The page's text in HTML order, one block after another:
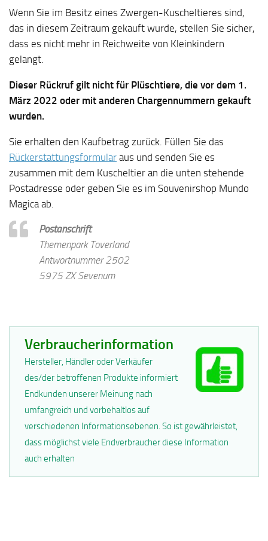
Wenn Sie im Besitz eines Zwergen-Kuscheltieres sind,
das in diesem Zeitraum gekauft wurde, stellen Sie sicher,
dass es nicht mehr in Reichweite von Kleinkindern
gelangt.
Dieser Rückruf gilt nicht für Plüschtiere, die vor dem 1.
März 2022 oder mit anderen Chargennummern gekauft
wurden.
Sie erhalten den Kaufbetrag zurück. Füllen Sie das
Rückerstattungsformular aus und senden Sie es
zusammen mit dem Kuscheltier an die unten stehende
Postadresse oder geben Sie es im Souvenirshop Mundo
Magica ab.
Postanschrift
Themenpark Toverland
Antwortnummer 2502
5975 ZX Sevenum
Verbraucherinformation
Hersteller, Händler oder Verkäufer
des/der betroffenen Produkte informiert
Endkunden unserer Meinung nach
umfangreich und vorbehaltlos auf
verschiedenen Informationsebenen. So ist gewährleistet,
dass möglichst viele Endverbraucher diese Information
auch erhalten